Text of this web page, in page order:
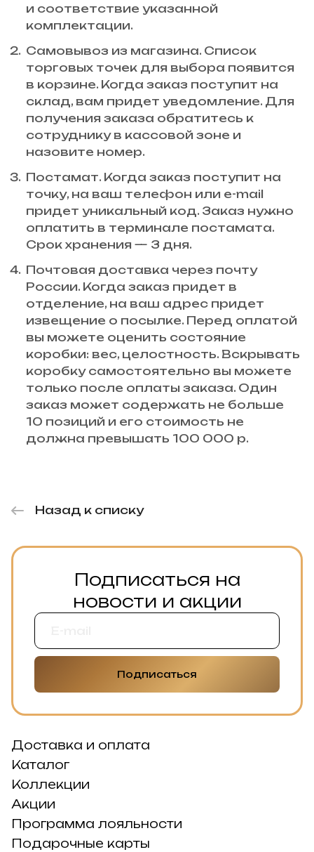
и соответствие указанной
комплектации.
Самовывоз из магазина. Список
торговых точек для выбора появится
в корзине. Когда заказ поступит на
склад, вам придет уведомление. Для
получения заказа обратитесь к
сотруднику в кассовой зоне и
назовите номер.
Постамат. Когда заказ поступит на
точку, на ваш телефон или e-mail
придет уникальный код. Заказ нужно
оплатить в терминале постамата.
Срок хранения — 3 дня.
Почтовая доставка через почту
России. Когда заказ придет в
отделение, на ваш адрес придет
извещение о посылке. Перед оплатой
вы можете оценить состояние
коробки: вес, целостность. Вскрывать
коробку самостоятельно вы можете
только после оплаты заказа. Один
заказ может содержать не больше
10 позиций и его стоимость не
должна превышать 100 000 р.
Назад к списку
Подписаться на
новости и акции
Подписаться
Доставка и оплата
Каталог
Коллекции
Акции
Программа лояльности
Подарочные карты